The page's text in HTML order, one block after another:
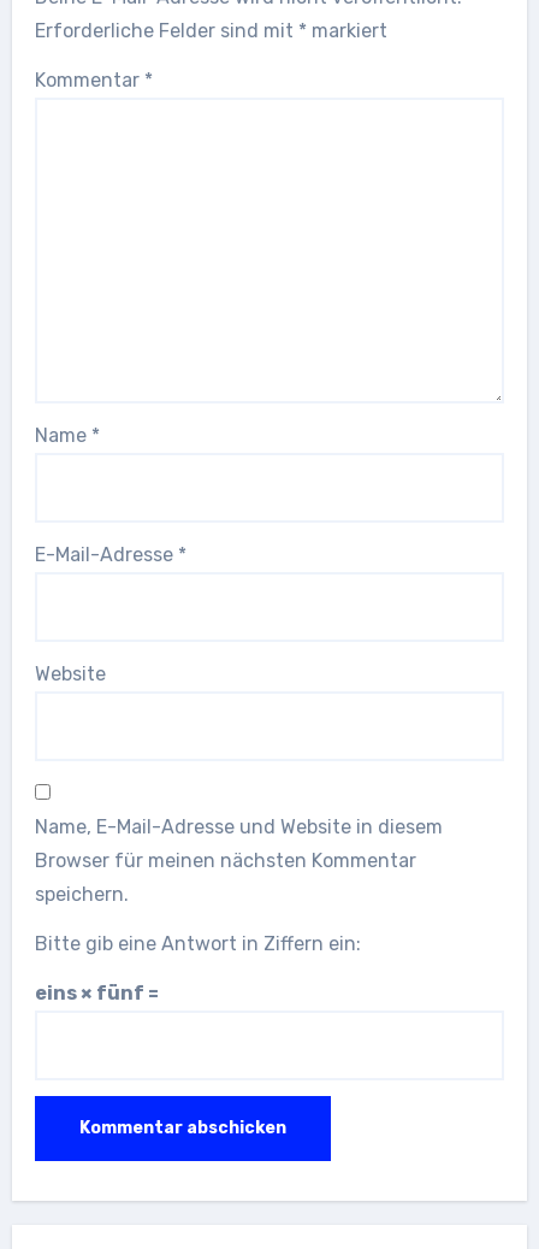
Erforderliche Felder sind mit * markiert
Kommentar *
Name *
E-Mail-Adresse *
Website
Name, E-Mail-Adresse und Website in diesem
Browser für meinen nächsten Kommentar
speichern.
Bitte gib eine Antwort in Ziffern ein:
eins × fünf =